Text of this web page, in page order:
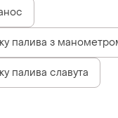
палива з
палива славута